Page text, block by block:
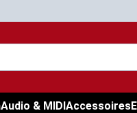
Audio & MIDIAccessoires